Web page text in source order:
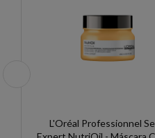
L'Oréal Professionnel